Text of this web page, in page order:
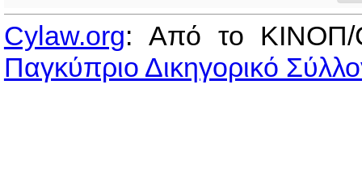
Cylaw.org: Από το
Παγκύπριο Δικηγορικό